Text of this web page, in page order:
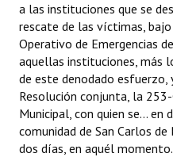
Huéspedes de Honor -
Antiguos Pobladores -
Reconocimientos - Registro
Bariloche, Municipio
Entrega de distinciones
a las instituciones que se
rescate de las víctimas,
Operativo de Emergencias
aquellas instituciones, más
de este denodado
Resolución conjunta, la
Municipal, con quien se...
comunidad de San Carlos
dos días, en aquél